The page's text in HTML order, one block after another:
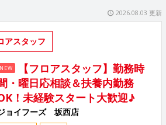
2026.08.03 更新
アスタッフ
NEW
【フロアスタッフ】勤務時
・曜日応相談＆扶養内勤務
！未経験スタート大歓迎♪
ョイフーズ 坂西店